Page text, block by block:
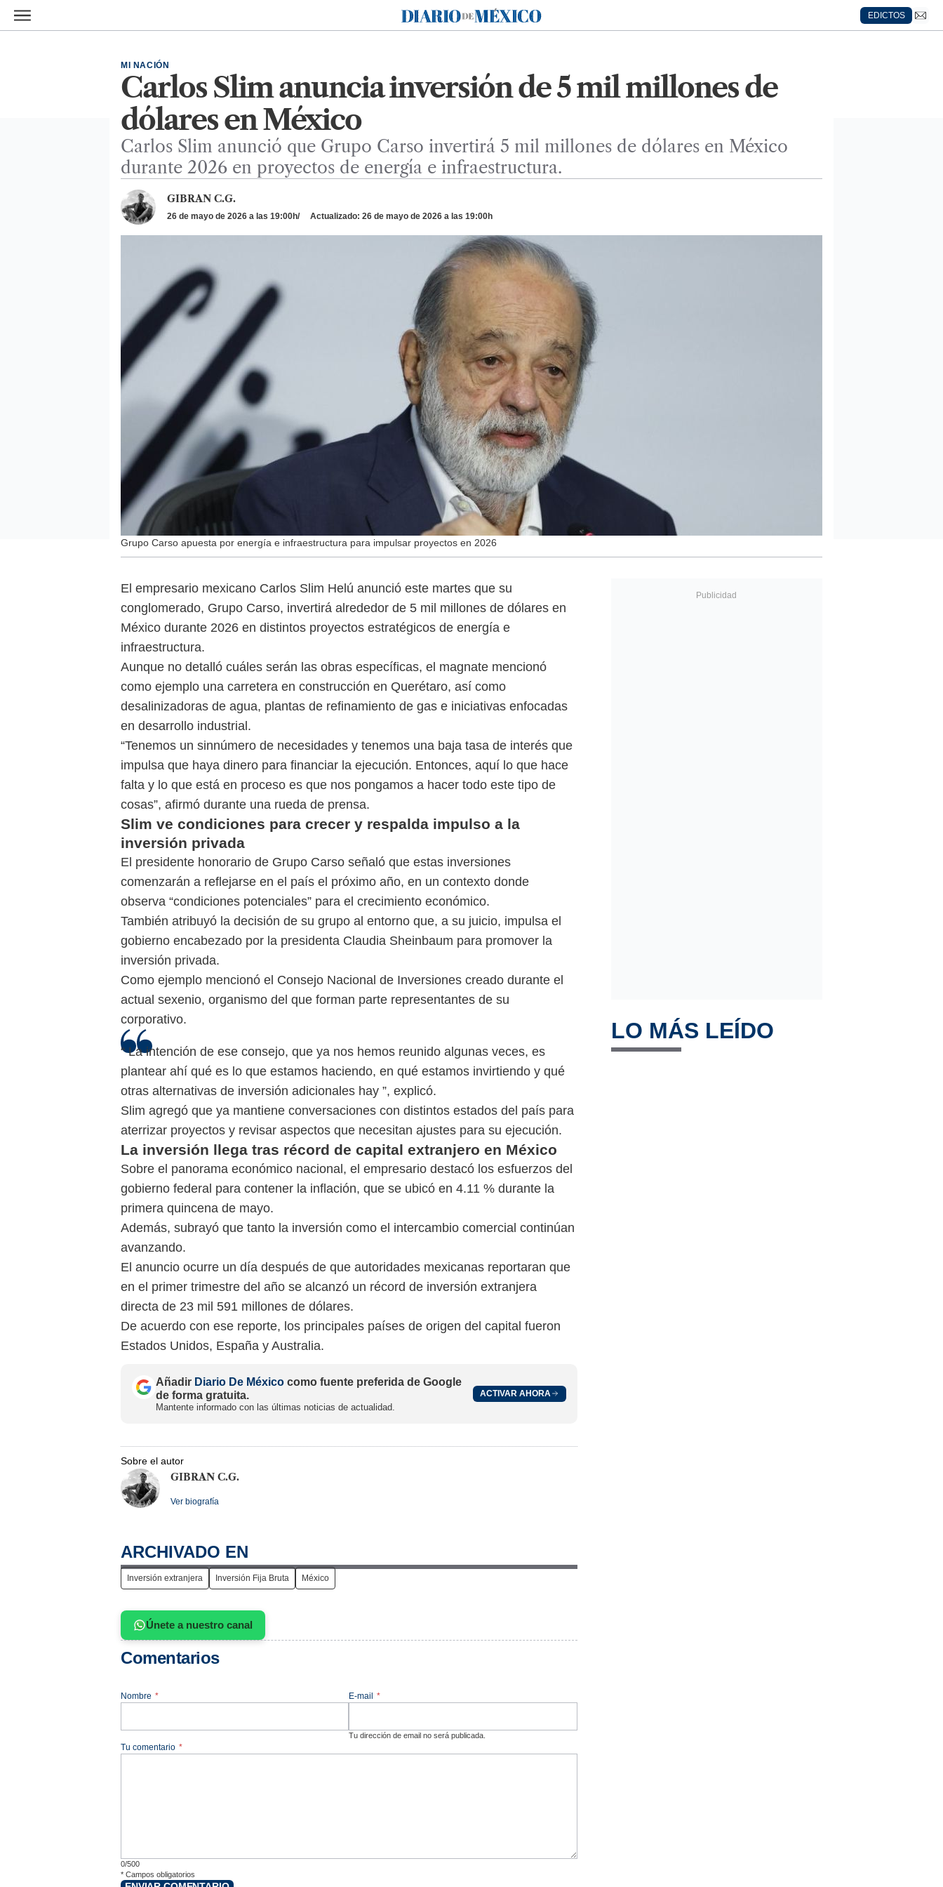
Ir al contenido principal
Diario de México
EDICTOS
Carlos Slim anuncia inversión de 5 mil millones de
dólares en México
MI NACIÓN
Carlos Slim anunció que Grupo Carso invertirá 5 mil millones de dólares en México
durante 2026 en proyectos de energía e infraestructura.
GIBRAN C.G.
26 de mayo de 2026 a las 19:00h Actualizado: 26 de mayo de 2026 a las 19:00h
Grupo Carso apuesta por energía e infraestructura para impulsar proyectos en 2026
El empresario mexicano Carlos Slim Helú anunció este martes que su
conglomerado, Grupo Carso, invertirá alrededor de 5 mil millones de dólares en
México durante 2026 en distintos proyectos estratégicos de energía e
infraestructura.
Aunque no detalló cuáles serán las obras específicas, el magnate mencionó
como ejemplo una carretera en construcción en Querétaro, así como
desalinizadoras de agua, plantas de refinamiento de gas e iniciativas enfocadas
en desarrollo industrial.
“Tenemos un sinnúmero de necesidades y tenemos una baja tasa de interés que
impulsa que haya dinero para financiar la ejecución. Entonces, aquí lo que hace
falta y lo que está en proceso es que nos pongamos a hacer todo este tipo de
cosas”, afirmó durante una rueda de prensa.
Slim ve condiciones para crecer y respalda impulso a la
inversión privada
El presidente honorario de Grupo Carso señaló que estas inversiones
comenzarán a reflejarse en el país el próximo año, en un contexto donde
observa “condiciones potenciales” para el crecimiento económico.
También atribuyó la decisión de su grupo al entorno que, a su juicio, impulsa el
gobierno encabezado por la presidenta Claudia Sheinbaum para promover la
inversión privada.
Como ejemplo mencionó el Consejo Nacional de Inversiones creado durante el
actual sexenio, organismo del que forman parte representantes de su
corporativo.
“ La intención de ese consejo, que ya nos hemos reunido algunas veces, es
plantear ahí qué es lo que estamos haciendo, en qué estamos invirtiendo y qué
otras alternativas de inversión adicionales hay ”, explicó.
Slim agregó que ya mantiene conversaciones con distintos estados del país para
aterrizar proyectos y revisar aspectos que necesitan ajustes para su ejecución.
La inversión llega tras récord de capital extranjero en México
Sobre el panorama económico nacional, el empresario destacó los esfuerzos del
gobierno federal para contener la inflación, que se ubicó en 4.11 % durante la
primera quincena de mayo.
Además, subrayó que tanto la inversión como el intercambio comercial continúan
avanzando.
El anuncio ocurre un día después de que autoridades mexicanas reportaran que
en el primer trimestre del año se alcanzó un récord de inversión extranjera
directa de 23 mil 591 millones de dólares.
De acuerdo con ese reporte, los principales países de origen del capital fueron
Estados Unidos, España y Australia.
Añadir Diario De México como fuente preferida de Google
de forma gratuita.
Mantente informado con las últimas noticias de actualidad.
ACTIVAR AHORA
Sobre el autor
GIBRAN C.G.
Ver biografía
ARCHIVADO EN
Inversión extranjera Inversión Fija Bruta México
Únete a nuestro canal
Comentarios
Nombre * E-mail *
Tu dirección de email no será publicada.
Tu comentario *
0/500
* Campos obligatorios
LO MÁS LEÍDO